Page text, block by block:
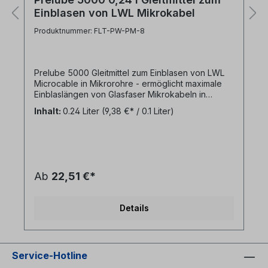
Einblasen von LWL Mikrokabel
Produktnummer: FLT-PW-PM-8
Prelube 5000 Gleitmittel zum Einblasen von LWL
Microcable in Mikrorohre - ermöglicht maximale
Einblaslängen von Glasfaser Mikrokabeln in
Mikrorohren- reduziert erheblich die Reibung bei
sehr dünner Gleitschicht - effektiv bei nur
kompatibel zu allen
Mikrorohr muss sauber, trocken, durchgängig und
druckdicht sein. Bitte prüfen und reinigen Sie das
austretendem Schmutz oder Wasser, wiederholen
Sie den Vorgang.Füllen Sie die benötigte Menge
Inhalt: 0.24 Liter (9,38 €* / 0.1 Liter)
Ab 22,51 €*
Details
Service-Hotline